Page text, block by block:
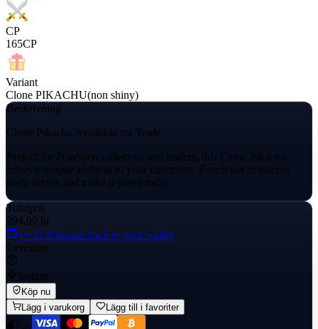
CP
165CP
Variant
Clone PIKACHU(non shiny)
Beskrivning
Clone Pikachu Available for Trade
Perfect for Pokémon collectors and traders, this Clone Pikachu
offers a unique addition to your collection. Reach out to discuss
trade details and make it yours today.
Totalpris
294,90 kr
+≈ 11,8 krcash back to your wallet
Leverans
Instant
Köp nu
Lägg i varukorg
Lägg till i favoriter